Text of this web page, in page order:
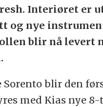
Interiøret er
og nye
blir nå levert
Sorento blir den
med Kias nye